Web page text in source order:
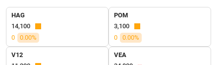
HAG
14,100
0
0.00%
POM
3,100
0
0.00%
V12
VEA
TRUYỀN
THÔNG